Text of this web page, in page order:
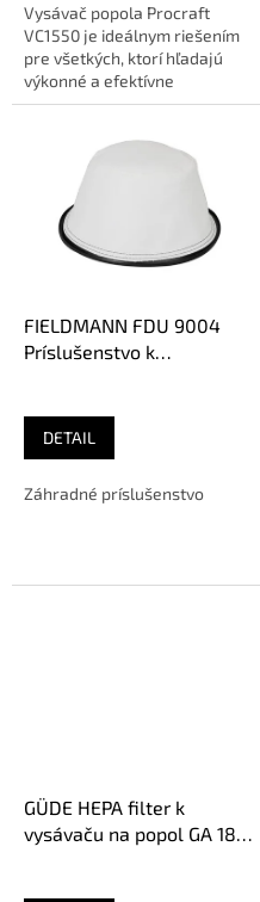
Vysávač popola Procraft
VC1550 je ideálnym riešením
pre všetkých, ktorí hľadajú
výkonné a efektívne
zariadenie na odstránenie
FIELDMANN FDU 9004
Príslušenstvo k
DETAIL
Záhradné príslušenstvo
GÜDE HEPA filter k
vysávaču na popol GA 18-